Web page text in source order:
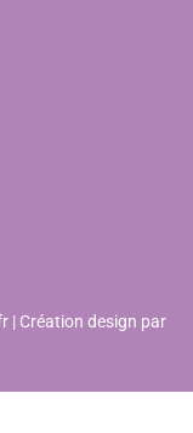
| Création design par